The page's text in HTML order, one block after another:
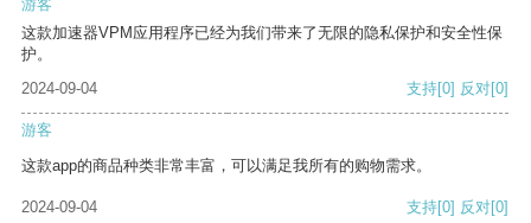
游客
这款加速器VPM应用程序已经为我们带来了无限的隐私保护和安全性保
护。
2024-09-04
支持[0] 反对[0]
游客
这款app的商品种类非常丰富，可以满足我所有的购物需求。
2024-09-04 支持[0] 反对[0]